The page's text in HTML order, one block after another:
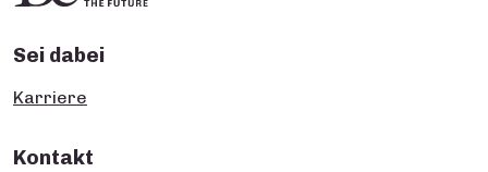
Sei dabei
Karriere
Kontakt